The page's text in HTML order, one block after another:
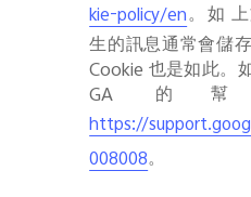
kie-policy/en。如
生的訊息通常會儲
Cookie 也是如此。
GA 的
https://
008008。